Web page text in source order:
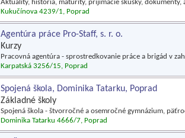
Aktuality, história, maturity, prijímacie skúšky, dokumenty,
Kukučínova 4239/1, Poprad
Agentúra práce Pro-Staff, s. r. o.
Kurzy
Pracovná agentúra - sprostredkovanie práce a brigád v
Karpatská 3256/15, Poprad
Spojená škola, Dominika Tatarku, Poprad
Základné školy
Spojená škola - štvorročné a osemročné gymnázium,
Dominika Tatarku 4666/7, Poprad